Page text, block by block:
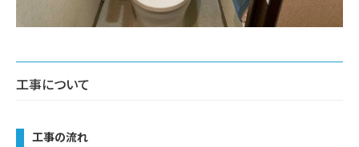
工事について
工事の流れ